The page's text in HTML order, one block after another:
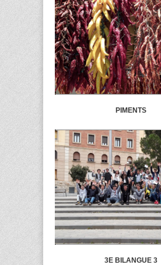
PIMENTS
3E BILANGUE 3